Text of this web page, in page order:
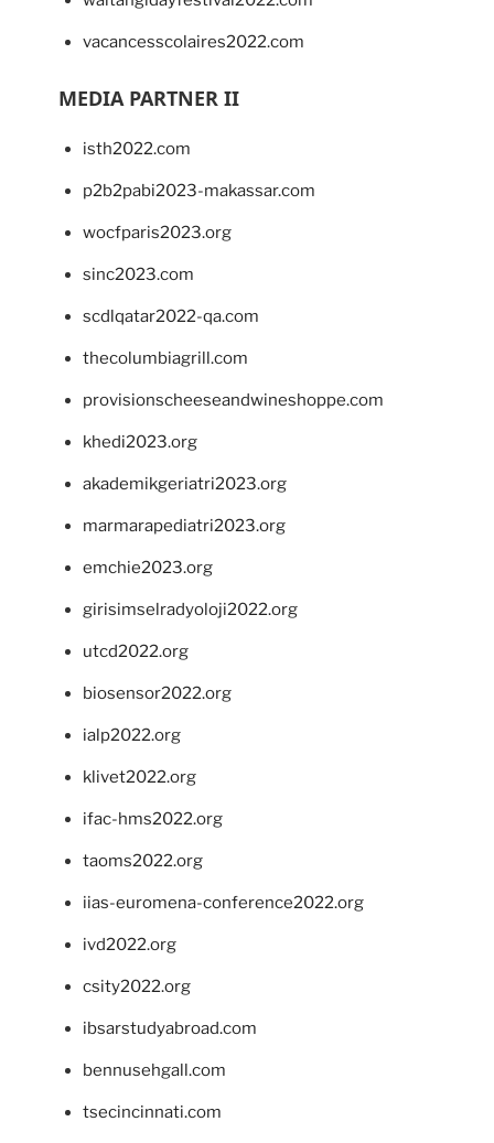
vacancesscolaires2022.com
MEDIA PARTNER II
isth2022.com
p2b2pabi2023-makassar.com
wocfparis2023.org
sinc2023.com
scdlqatar2022-qa.com
thecolumbiagrill.com
provisionscheeseandwineshoppe.com
khedi2023.org
akademikgeriatri2023.org
marmarapediatri2023.org
emchie2023.org
girisimselradyoloji2022.org
utcd2022.org
biosensor2022.org
ialp2022.org
klivet2022.org
ifac-hms2022.org
taoms2022.org
iias-euromena-conference2022.org
ivd2022.org
csity2022.org
ibsarstudyabroad.com
bennusehgall.com
tsecincinnati.com